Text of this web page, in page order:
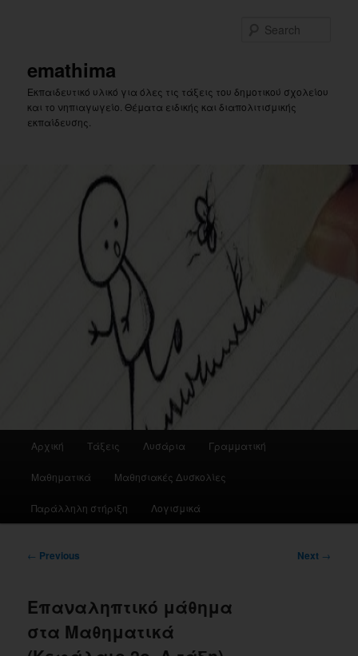
emathima
Εκπαιδευτικό υλικό για όλες τις τάξεις του δημοτικού σχολείου
και το νηπιαγωγείο. Θέματα ειδικής και διαπολιτισμικής
εκπαίδευσης.
Αρχική Τάξεις Λυσάρια Γραμματική
Μαθηματικά Μαθησιακές Δυσκολίες
Παράλληλη στήριξη Λογισμικά
Post
← Previous Next →
Επαναληπτικό μάθημα
στα Μαθηματικά